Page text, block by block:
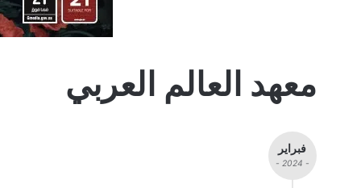
معهد العالم العربي
فبراير
- 2024 -